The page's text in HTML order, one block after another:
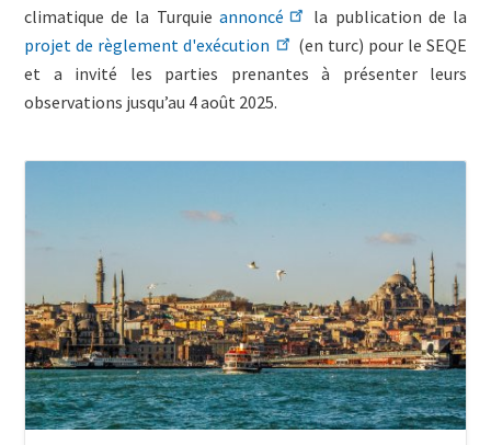
climatique de la Turquie annoncé
la publication de la
projet de règlement d'exécution
(en turc) pour le SEQE
et a invité les parties prenantes à présenter leurs
observations jusqu’au 4 août 2025.